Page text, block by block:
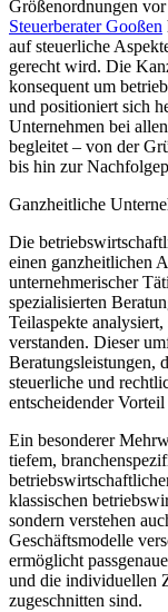
Größenordnungen
Steuerberater Gooßen
auf steuerliche
gerecht wird. Die
konsequent um
und positioniert sich
Unternehmen bei
begleitet – von der
bis hin zur
Ganzheitliche
Die
einen ganzheitlichen
unternehmerischer
spezialisierten
Teilaspekte
verstanden. Dieser
Beratungsleistungen,
steuerliche und
entscheidender
Ein besonderer
tiefem,
klassischen
sondern verstehen
Geschäftsmodelle
ermöglicht
und die individuellen
zugeschnitten sind.